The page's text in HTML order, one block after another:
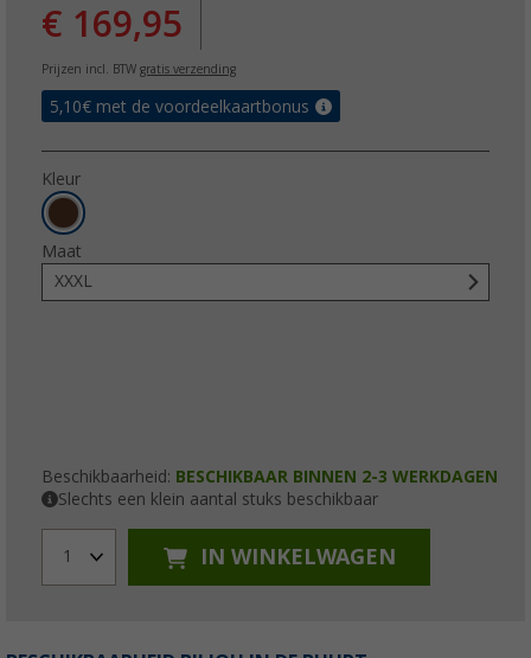
€ 169,95
Prijzen incl. BTW gratis verzending
5,10€ met de voordeelkaartbonus
Kleur
Maat
XXXL
Beschikbaarheid: BESCHIKBAAR BINNEN 2-3 WERKDAGEN
Slechts een klein aantal stuks beschikbaar
1 IN WINKELWAGEN